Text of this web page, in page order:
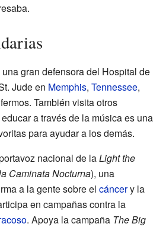
gran defensora del Hospital de
Jude en Memphis, Tennessee,
También visita otros
a través de la música es una
para ayudar a los demás.
nacional de laLight the
Caminata Nocturna), una
a la gente sobre el cáncery la
en campañas contra la
. Apoya la campaña The Big